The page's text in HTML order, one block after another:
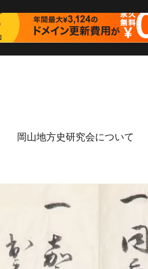
岡山地方史研究会について